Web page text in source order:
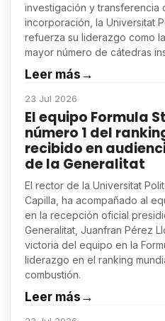
investigación y transferencia
incorporación, la Universitat
refuerza su liderazgo como
mayor número de cátedras
Leer más→
23 Jul 2026
El equipo Formula
número 1 del
recibido en
de la Generalitat
El rector de la Universitat
Capilla, ha acompañado al
en la recepción oficial
Generalitat, Juanfran Pérez
victoria del equipo en la
liderazgo en el ranking
combustión.
Leer más→